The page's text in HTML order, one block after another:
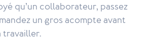
qu’un collaborateur, passez
un gros acompte avant
travailler.